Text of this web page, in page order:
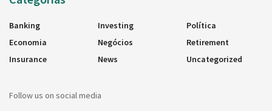
Banking
Economia
Insurance
Investing
Negócios
News
Política
Retirement
Uncategorized
Follow us on social media